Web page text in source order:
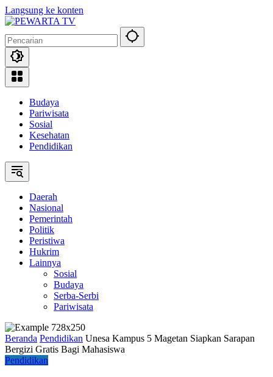
Langsung ke konten
Budaya
Pariwisata
Sosial
Kesehatan
Pendidikan
Daerah
Nasional
Pemerintah
Politik
Peristiwa
Hukrim
Lainnya
Sosial
Budaya
Serba-Serbi
Pariwisata
Beranda Pendidikan Unesa Kampus 5 Magetan Siapkan Sarapan
Bergizi Gratis Bagi Mahasiswa
Pendidikan